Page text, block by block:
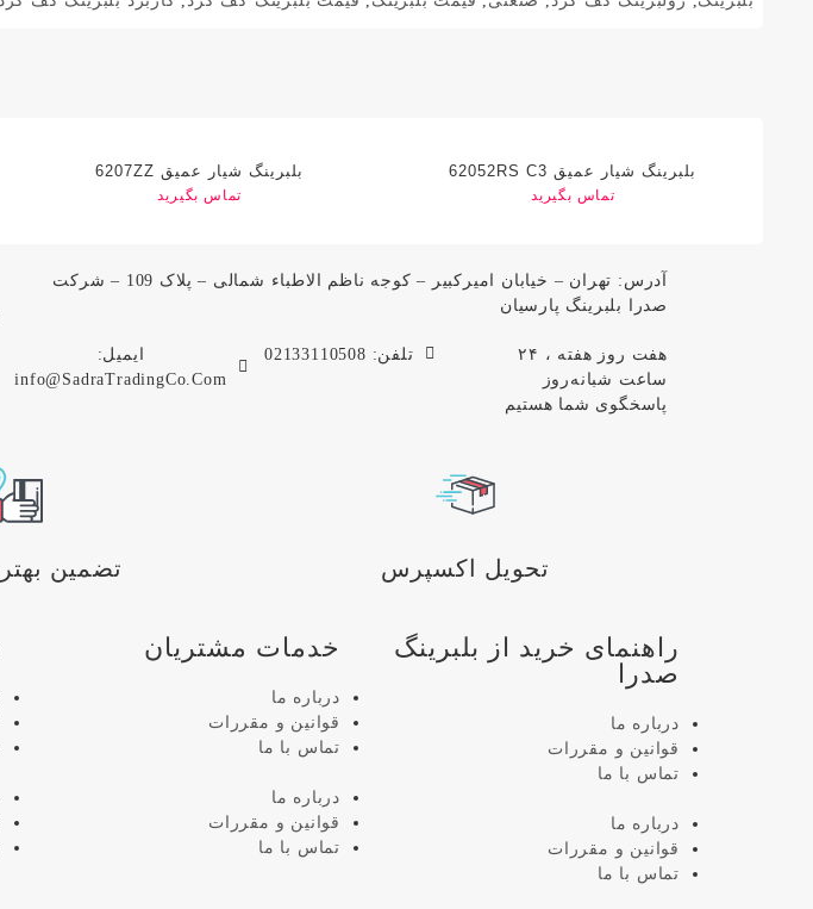
بلبرینگ شیار عمیق 6207ZZ
تماس بگیرید
بلبرینگ شیار عمیق 62052RS C3
تماس بگیرید
آدرس: تهران – خیابان امیرکبیر – کوجه ناظم الاطباء شمالی – پلاک 109 – شرکت
صدرا بلبرینگ پارسیان
هفت روز هفته ، ۲۴
ساعت شبانه‌روز
پاسخگوی شما هستیم
تلفن: 02133110508
ایمیل:
info@SadraTradingCo.Com
تحویل اکسپرس تضمین
راهنمای خرید از بلبرینگ
صدرا
درباره ما
قوانین و مقررات
تماس با ما
درباره ما
قوانین و مقررات
تماس با ما
خدمات مشتریان
درباره ما
قوانین و مقررات
تماس با ما
درباره ما
قوانین و مقررات
تماس با ما